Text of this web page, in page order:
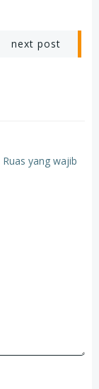
next post
Ruas yang wajib